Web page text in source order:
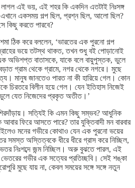
এই ভয়, এই শহর কি একদিন এতটাই নিঃসঙ্গ
একসময় গল্প ছিল, প্রশ্ন ছিল, আলো ছিল?
কিছু করতে পারবে?
ঠিক করে বললেন, ‘ভারতের এক পুরনো গল্প
ভয়ে তটস্থ থাকত, তখন শুধু বই পোড়ানোই
অভিশপ্ত বাতাসকে, যাকে বলে বায়ুপুস্তক, ভুলে
গ্রাম থেকে গ্রামে, নগর থেকে নগরে। মুছে
মানুষ জানতেও পারত না কী হারিয়ে গেল। কোন
চিরতরে বিলীন হয়ে গেল। যেন ইতিহাস নিজেই
যেত নিজেদের প্রকৃত অতীত।’
সত্যিই কি এমন কিছু সম্ভব? আধুনিক
ফিরে আসতে পারে? তার যুক্তিবাদী মন বারবার
মনের গভীরে কোথাও যেন এক পুরনো ভয়ের
সমস্ত অস্তিত্বকে ধীরে ধীরে গ্রাস করে নিচ্ছিল,
নিঃশব্দে জন্ম নিচ্ছিল। অরু বুঝতে পারল, এই
গভীর এক সত্যের প্রতিচ্ছবি। সেই শঙ্কা
মুছে যায় না, কেবল সময়ের সঙ্গে সঙ্গে নতুন